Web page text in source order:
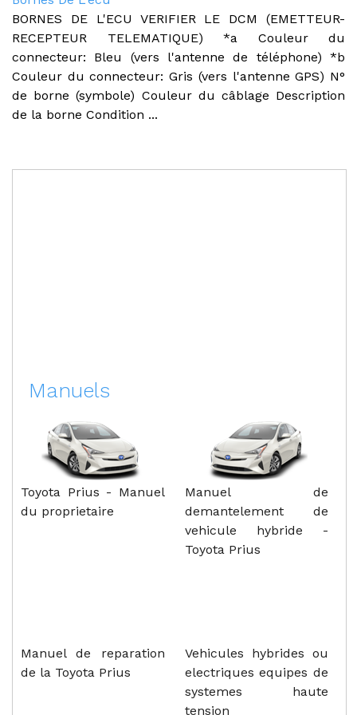
BORNES DE L'ECU VERIFIER LE DCM (EMETTEUR-
RECEPTEUR TELEMATIQUE) *a Couleur du
connecteur: Bleu (vers l'antenne de téléphone) *b
Couleur du connecteur: Gris (vers l'antenne GPS) N°
de borne (symbole) Couleur du câblage Description
de la borne Condition ...
Manuels
Toyota Prius - Manuel
du proprietaire
Manuel de
demantelement de
vehicule hybride -
Toyota Prius
Manuel de reparation
de la Toyota Prius
Vehicules hybrides ou
electriques equipes de
systemes haute
tension